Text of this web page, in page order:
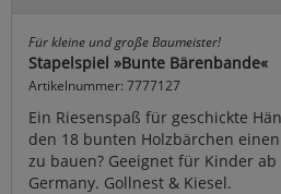
Für kleine und große Baumeister!
Stapelspiel »Bunte Bärenbande«
Artikelnummer: 7777127
Ein Riesenspaß für geschickte
den 18 bunten Holzbärchen
zu bauen? Geeignet für Kinder
Germany. Gollnest & Kiesel.